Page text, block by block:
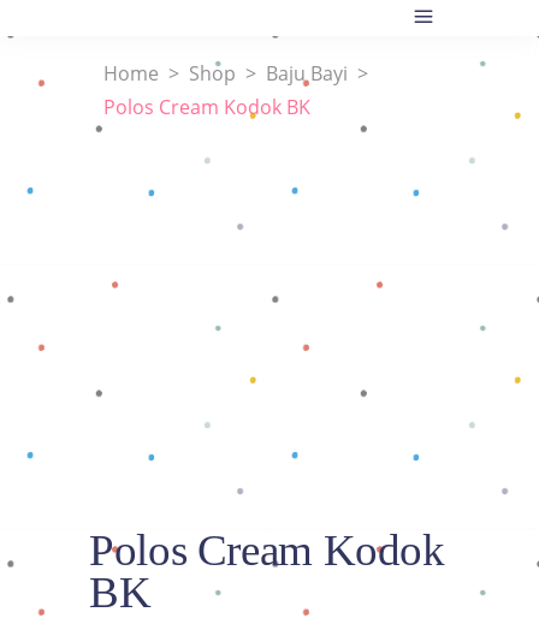
Home > Shop > Baju Bayi >
Polos Cream Kodok BK
Polos Cream Kodok
BK